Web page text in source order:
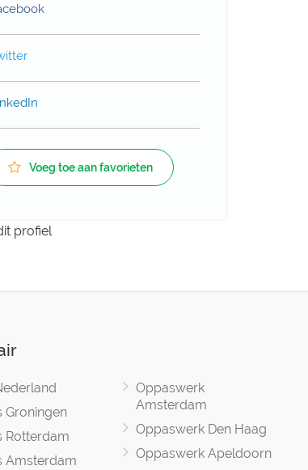
Voeg toe aan favorieten
profiel
Groningen
Rotterdam
Amsterdam
Oppaswerk
Amsterdam
Oppaswerk Den Haag
Oppaswerk Apeldoorn